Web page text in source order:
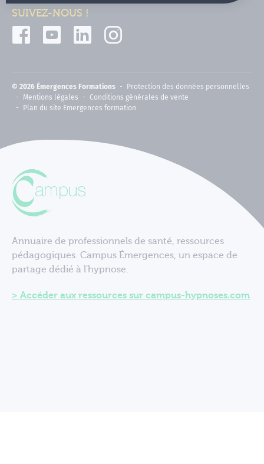
SUIVEZ-NOUS !
© 2026 Émergences Formations
Protection des données personnelles
Mentions légales
Conditions générales de vente
Plan du site Emergences formation
Annuaire de professionnels de santé, ressources
pédagogiques. Campus Émergences, un espace de
partage dédié à l'hypnose.
Accéder aux ressources sur campus-hypnoses.com